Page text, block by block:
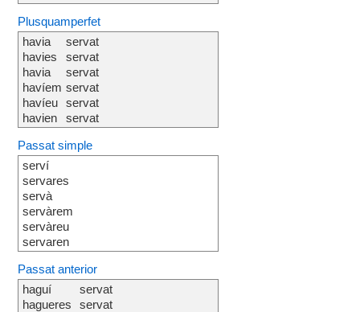
Plusquamperfet
havia
havies
havia
havíem
havíeu
havien
servat
servat
servat
servat
servat
servat
Passat simple
serví
servares
servà
servàrem
servàreu
servaren
Passat anterior
haguí
hagueres
servat
servat